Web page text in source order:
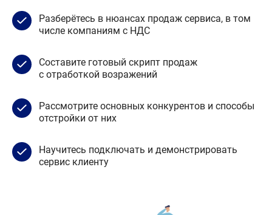
Разберётесь в нюансах продаж сервиса, в том
числе компаниям с НДС
Составите готовый скрипт продаж
с отработкой возражений
Рассмотрите основных конкурентов и способы
отстройки от них
Научитесь подключать и демонстрировать
сервис клиенту